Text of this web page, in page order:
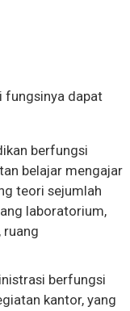
fungsinya dapat
berfungsi
belajar mengajar
teori sejumlah
laboratorium,
ruang
berfungsi
kantor, yang